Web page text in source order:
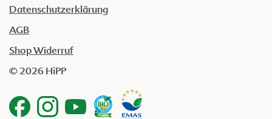
Datenschutzerklärung
AGB
Shop Widerruf
© 2026 HiPP